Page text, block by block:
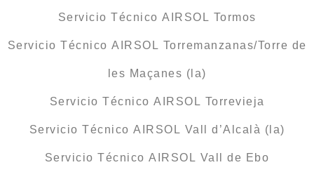
Servicio Técnico AIRSOL Tormos
Servicio Técnico AIRSOL Torremanzanas/Torre de
les Maçanes (la)
Servicio Técnico AIRSOL Torrevieja
Servicio Técnico AIRSOL Vall d’Alcalà (la)
Servicio Técnico AIRSOL Vall de Ebo